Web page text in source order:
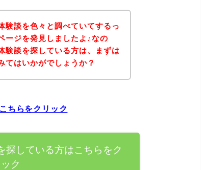
験談を色々と調べていてするっ
ージを発見しましたよ♪なの
験談を探している方は、まずは
てはいかがでしょうか？
ちらをクリック
探している方はこちらをク
ック